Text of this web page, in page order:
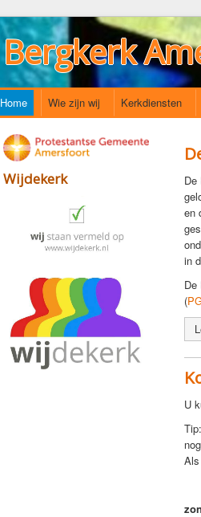
Bergkerk
Home Wie zijn wij Kerkdiensten
Wijdekerk
De
en
in
De
(
U